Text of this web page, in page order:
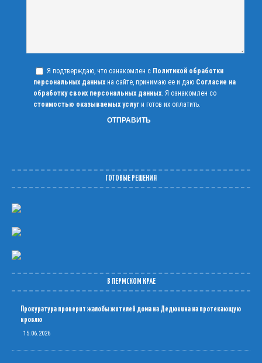
Я подтверждаю, что ознакомлен с Политикой обработки
персональных данных на сайте, принимаю ее и даю Согласие на
обработку своих персональных данных. Я ознакомлен со
стоимостью оказываемых услуг и готов их оплатить.
ГОТОВЫЕ РЕШЕНИЯ
В ПЕРМСКОМ КРАЕ
Прокуратура проверит жалобы жителей дома на Дедюкина на протекающую
кровлю
15.06.2026